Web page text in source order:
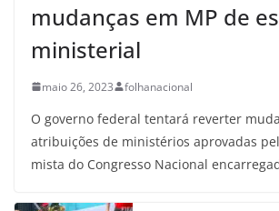
mudanças em MP de
ministerial
maio 26, 2023 folhanacional
O governo federal tentará reverter
atribuições de ministérios aprovadas
mista do Congresso Nacional